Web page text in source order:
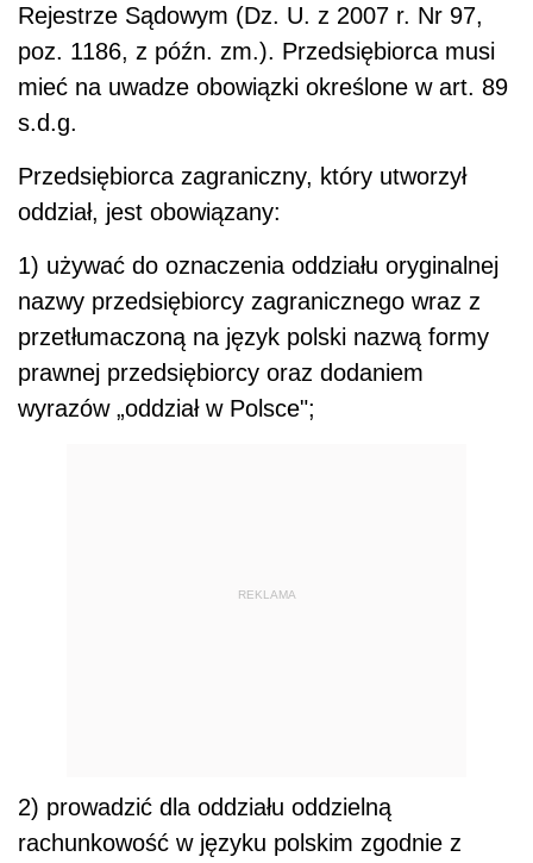
Rejestrze Sądowym (Dz. U. z 2007 r. Nr 97,
poz. 1186, z późn. zm.). Przedsiębiorca musi
mieć na uwadze obowiązki określone w art. 89
s.d.g.
Przedsiębiorca zagraniczny, który utworzył
oddział, jest obowiązany:
1) używać do oznaczenia oddziału oryginalnej
nazwy przedsiębiorcy zagranicznego wraz z
przetłumaczoną na język polski nazwą formy
prawnej przedsiębiorcy oraz dodaniem
wyrazów „oddział w Polsce";
REKLAMA
2) prowadzić dla oddziału oddzielną
rachunkowość w języku polskim zgodnie z